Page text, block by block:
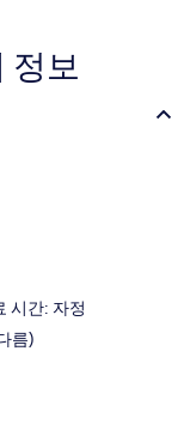
정보
시간: 자정
름)